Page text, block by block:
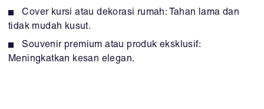
Cover kursi atau dekorasi rumah: Tahan lama dan
tidak mudah kusut.
Souvenir premium atau produk eksklusif:
Meningkatkan kesan elegan.